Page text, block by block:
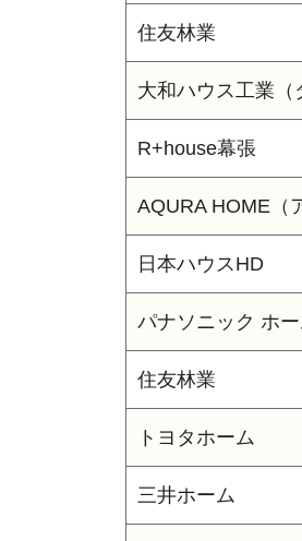
住友林業
大和ハウス工業（
R+house幕張
AQURA HOME（
日本ハウスHD
パナソニック ホ
住友林業
トヨタホーム
三井ホーム